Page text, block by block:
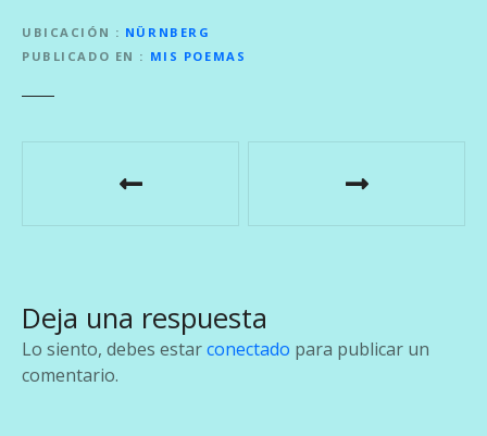
UBICACIÓN
NÜRNBERG
PUBLICADO EN
MIS POEMAS
g
a
Deja una respuesta
Lo siento, debes estarconectado para publicar un
comentario.